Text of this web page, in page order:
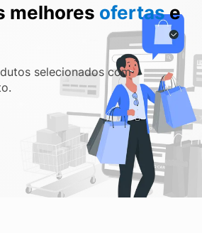
melhores ofertase
selecionados com